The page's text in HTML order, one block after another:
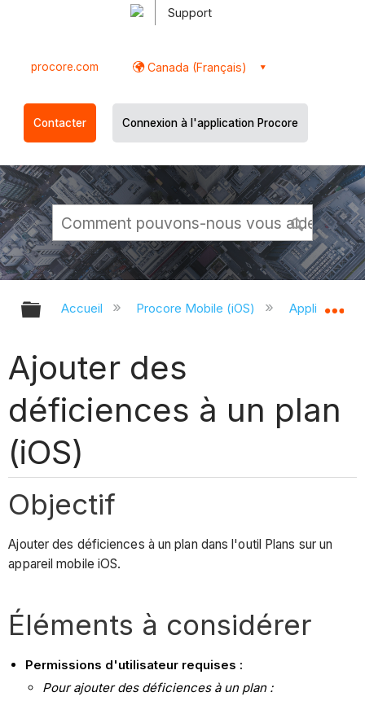
Support
procore.com Canada (Français)
Contacter Connexion à l'application Procore
Développer/réduire la hiérarchie
Accueil Procore Mobile (iOS) Application
Ajouter des
déficiences à un plan
(iOS)
Objectif
Ajouter des déficiences à un plan dans l'outil Plans sur un
appareil mobile iOS.
Éléments à considérer
Permissions d'utilisateur requises :
Pour ajouterdes déficiences à un plan :